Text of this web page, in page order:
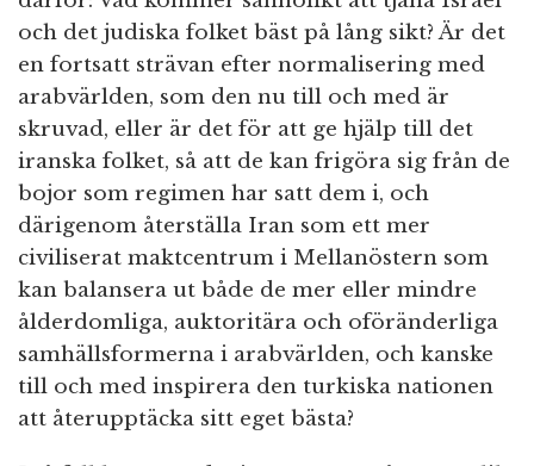
och det judiska folket bäst på lång sikt? Är det
en fortsatt strävan efter normalisering med
arabvärlden, som den nu till och med är
skruvad, eller är det för att ge hjälp till det
iranska folket, så att de kan frigöra sig från de
bojor som regimen har satt dem i, och
därigenom återställa Iran som ett mer
civiliserat maktcentrum i Mellanöstern som
kan balansera ut både de mer eller mindre
ålderdomliga, auktoritära och oföränderliga
samhällsformerna i arabvärlden, och kanske
till och med inspirera den turkiska nationen
att återupptäcka sitt eget bästa?